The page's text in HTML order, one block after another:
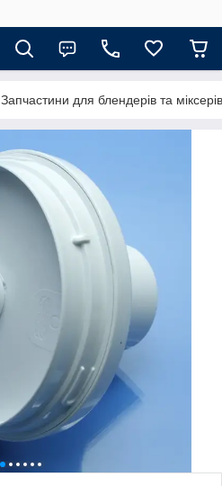
Запчастини для блендерів та міксерів